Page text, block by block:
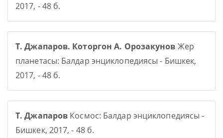
2017, - 48 б.
Т. Джапаров. Которгон А. Орозакунов Жер
планетасы: Балдар энциклопедиясы - Бишкек,
2017, - 48 б.
Т. Джапаров Космос: Балдар энциклопедиясы -
Бишкек, 2017, - 48 б.